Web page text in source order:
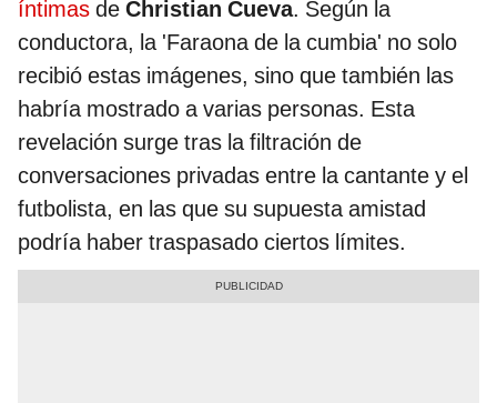
íntimas de Christian Cueva. Según la
conductora, la 'Faraona de la cumbia' no solo
recibió estas imágenes, sino que también las
habría mostrado a varias personas. Esta
revelación surge tras la filtración de
conversaciones privadas entre la cantante y el
futbolista, en las que su supuesta amistad
podría haber traspasado ciertos límites.